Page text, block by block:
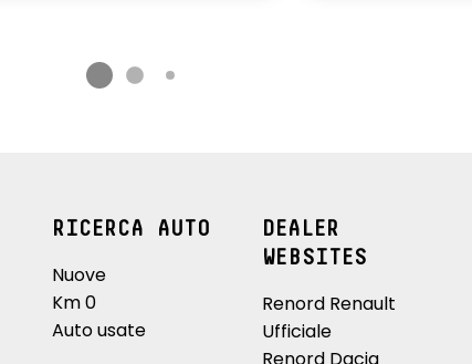
RICERCA AUTO
Nuove
Km 0
Auto usate
DEALER
WEBSITES
Renord Renault
Ufficiale
Renord Dacia